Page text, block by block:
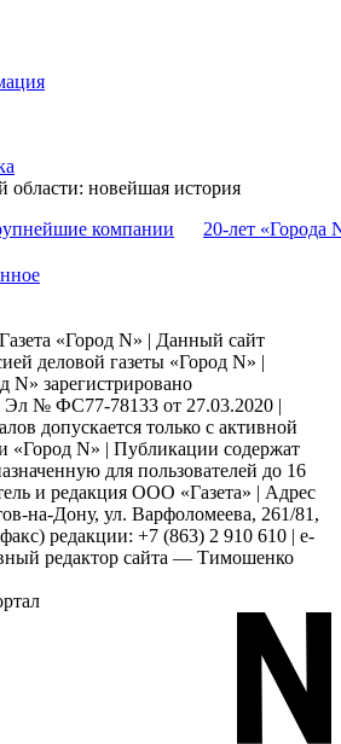
области: новейшая история
компании 20-лет «Города
«Город N» | Данный сайт
деловой газеты «Город N» |
N» зарегистрировано
Эл № ФС77-78133 от 27.03.2020 |
допускается только с активной
«Город N» | Публикации содержат
для пользователей до 16
и редакция ООО «Газета» | Адрес
на-Дону, ул. Варфоломеева, 261/81,
редакции: +7 (863) 2 910 610 | e-
редактор сайта — Тимошенко